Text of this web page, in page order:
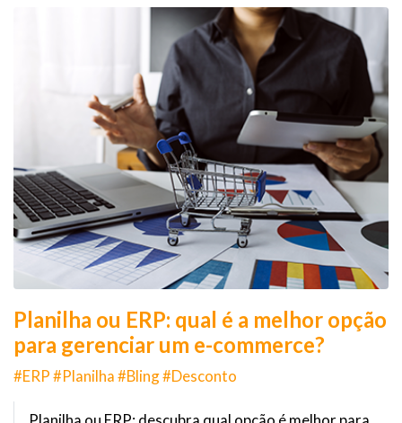
Planilha ou ERP: qual é a melhor opção
para gerenciar um e-commerce?
#ERP #Planilha #Bling #Desconto